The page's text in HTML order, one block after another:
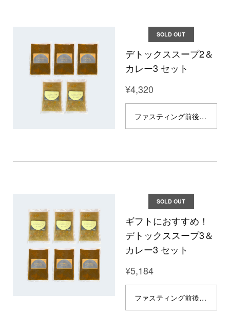
SOLD OUT
デトックススープ2＆
カレー3 セット
¥4,320
ファスティング前後食にベストな食品です！ 【デトックス効果◎ 完全無添加の冷凍食品】 ※こちらの商品は冷凍品です。 完全無添加・無農薬の冷凍食品が登場！素材を活かし、丁寧に作り上げました。 体に優しく、食材のデトックス効果で体内の余分なものを排出し、スッキリとした健康な体を目指します。ファスティングの前後食としてもどうぞ。お好みでアレンジを加えて召し上がるのもおすすめです。 セット内容： ムムのスープ（腸活・菌活野菜スープ）｜1パック200g 2個入り タツヲのカレー（デトックススパイスカレー）| 1パック145g 3個入り お召し上がり方：湯煎調理などで加熱しお召し上がりください。 原材料： 〈スープ〉 玉ねぎ、大根、人参、レンズ豆、えのき、水、玉ねぎ麹、昆布粉、醤油、みりん、生姜、にんにく 〈カレー〉 玉ねぎ、トマト缶、ココナッツミルク、生姜、にんにく、米油、はちみつ、塩、カルダモン、クミン、コリアンダー、ターメリック、フェネグリーク、ブラックペッパー、オールスパイス、炭 ＿＿＿＿＿＿＿＿＿＿＿＿＿＿＿＿＿＿＿＿＿ ◎ 10,000円以上のご購入で、国内配送無料でお届けします。
SOLD OUT
ギフトにおすすめ！
デトックススープ3＆
カレー3 セット
¥5,184
ファスティング前後食にベストな食品です！ 【デトックス効果◎ 完全無添加の冷凍食品】 ※こちらの商品は冷凍品です。 完全無添加・無農薬の冷凍食品が登場！素材を活かし、丁寧に作り上げました。 体に優しく、食材のデトックス効果で体内の余分なものを排出し、スッキリとした健康な体を目指します。ファスティングの前後食としてもどうぞ。お好みでアレンジを加えて召し上がるのもおすすめです。 セット内容： ムムのスープ（腸活・菌活野菜スープ）｜1パック200g 3個入り タツヲのカレー（デトックススパイスカレー）| 1パック145g 3個入り お召し上がり方：湯煎調理などで加熱しお召し上がりください。 原材料： 〈スープ〉 玉ねぎ、大根、人参、レンズ豆、えのき、水、玉ねぎ麹、昆布粉、醤油、みりん、生姜、にんにく 〈カレー〉 玉ねぎ、トマト缶、ココナッツミルク、生姜、にんにく、米油、はちみつ、塩、カルダモン、クミン、コリアンダー、ターメリック、フェネグリーク、ブラックペッパー、オールスパイス、炭 ＿＿＿＿＿＿＿＿＿＿＿＿＿＿＿＿＿＿＿＿＿ ◎ 10,000円以上のご購入で、国内配送無料でお届けします。